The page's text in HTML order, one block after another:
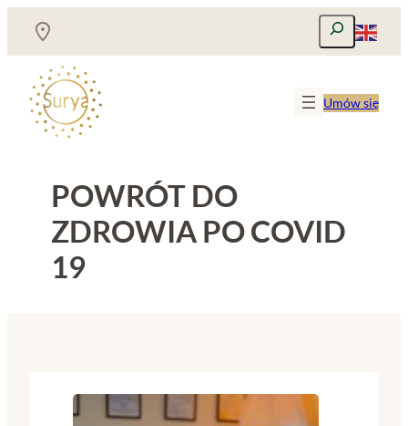
treści
Szukaj
Umów się
POWRÓT DO
ZDROWIA PO COVID
19